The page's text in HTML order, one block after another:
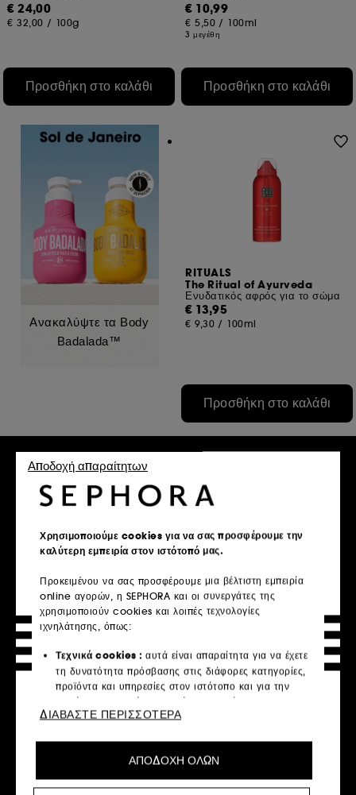
€ 24,00
€ 32,00 / 100g
Προσθήκη στο καλάθι
€ 10,99
€ 5,50 / 100ml
3 μεγέθη
Προσθήκη στο καλάθι
Ανακαλύψτε τα Body
Badalada™
RITUALS
The Ritual of Ayurveda
Ενυδατικός αφρός για το σώμα
€ 13,95
€ 9,30 / 100ml
Προσθήκη στο καλάθι
ERBORIAN
Skin Therapy
Multi-Perfecting Night Oil
77
€ 22,95
€ 229,50 /100ml
2 μεγέθη
Προσθήκη στο καλάθι
Exclusive
RITUALS
The Ritual of Ayurveda
Ξηρό Λάδι για Σώμα & Μαλλιά
€ 22,95 /100ml
2 μεγέθη
Exclusive
Χρησιμοποιούμε cookies για να σας προσφέρουμε την
καλύτερη εμπειρία στον ιστότοπό μας.
Προκειμένου να σας προσφέρουμε μια βέλτιστη εμπειρία
online αγορών, η SEPHORA και οι συνεργάτες της
χρησιμοποιούν cookies και λοιπές τεχνολογίες
ιχνηλάτησης, όπως:
Τεχνικά cookies : αυτά είναι απαραίτητα για να έχετε
τη δυνατότητα πρόσβασης στις διάφορες κατηγορίες,
προϊόντα και υπηρεσίες στον ιστότοπο και για την
ασφάλεια του ιστότοπου. Είναι απαραίτητα για την
τεχνική λειτουργία του ιστότοπου και δεν μπορούν να
Cookies εξατομίκευσης :μας επιτρέπουν να σας
παρέχουμε μια βελτιωμένη και εξατομικευμένη εμπειρία
προτείνοντας προϊόντα, υπηρεσίες και περιεχόμενο που
ΑΠΟΔΟΧΗ ΟΛΩΝ
Αποδοχή απαραίτητων
ΔΙΑΒΑΣΤΕ ΠΕΡΙΣΣΟΤΕΡΑ